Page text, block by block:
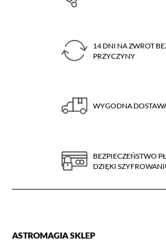
informacje na temat Twojego korzystania ze
narzędzia nie są gromadzone jakiekolwiek dane
zidentyfikować. Jeżeli wyłączysz Pixel
kierować do Ciebie reklam dopasowanych do
14 DNI NA ZWROT
PRZYCZYNY
WYGODNA
BEZPIECZEŃSTWO
DZIĘKI
ASTROMAGIA SKLEP